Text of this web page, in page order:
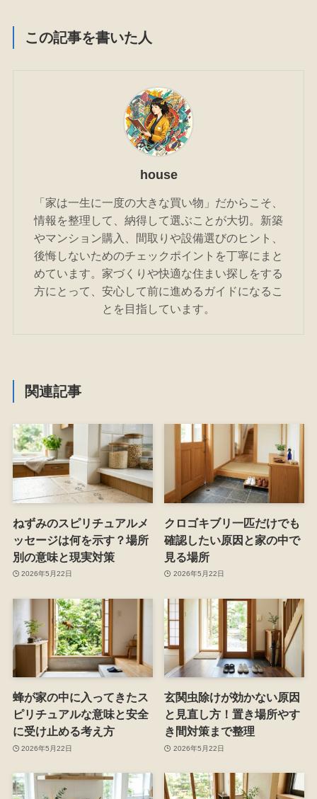
この記事を書いた人
house
「家は一生に一度の大きな買い物」だからこそ、
情報を整理して、納得して選ぶことが大切。新築
やマンション購入、間取りや設備選びのヒント、
後悔しないためのチェックポイントを丁寧にまと
めています。家づくりや快適な住まい探しをする
方にとって、安心して前に進めるガイドになるこ
とを目指しています。
関連記事
ねずみのスピリチュアルメ
ッセージは何を示す？場所
別の意味と現実対策
2026年5月22日
クロゴキブリ一匹だけでも
確認したい原因と家の中で
見る場所
2026年5月22日
蜂が家の中に入ってきたス
ピリチュアルな意味と安全
に受け止める考え方
2026年5月22日
玄関虫除けが効かない原因
と見直し方！置き場所やす
き間対策まで整理
2026年5月22日